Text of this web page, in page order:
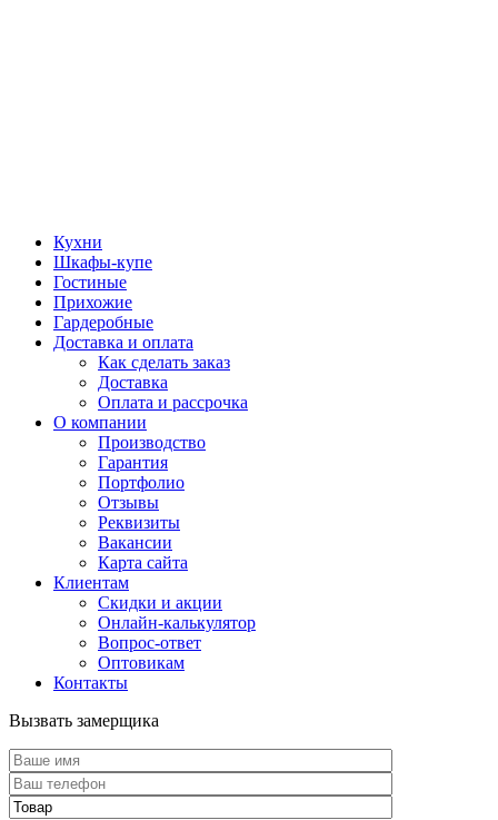
Кухни
Шкафы-купе
Гостиные
Прихожие
Гардеробные
Доставка и оплата
Как сделать заказ
Доставка
Оплата и рассрочка
О компании
Производство
Гарантия
Портфолио
Отзывы
Реквизиты
Вакансии
Карта сайта
Клиентам
Скидки и акции
Онлайн-калькулятор
Вопрос-ответ
Оптовикам
Контакты
Вызвать замерщика